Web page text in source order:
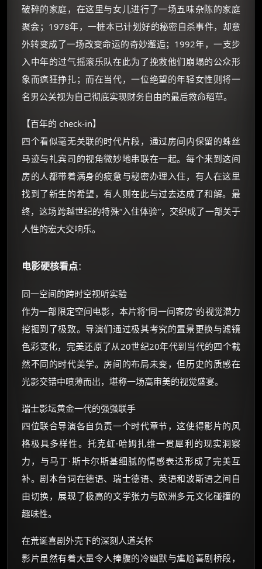
破碎的家庭，在这里与女儿进行了一场五味杂陈的家庭
聚会；1978年，一桩本已计划好的秘密自杀事件，却意
外转变成了一场改变命运的奇妙邂逅；1992年，一支步
入中年的过气摇滚乐队在此为了挽救他们崩塌的公众形
象而疯狂挣扎；而在当代，一位绝望的年轻女性则将一
名男公关视为自己彻底实现财务自由的最后救命稻草。
【百年的 check-in】
四个看似毫无关联的时代片段，通过房间内保留的蛛丝
马迹与礼宾司的视角微妙地串联在一起。每个来到这间
房的人都带着满身的疲惫与秘密办理入住，有人在这里
找到了新生的希望，有人则在此与过去达成了和解。最
终，这场跨越世纪的特殊“入住体验”，交织成了一部关于
人性的宏大交响乐。
电影硬核看点：
同一空间的跨时空视听实验
作为一部限定空间电影，本片将“同一间客房”的视觉潜力
挖掘到了极致。导演们通过极其考究的置景更换与滤镜
色彩变化，完美还原了从20世纪20年代到当代的四个截
然不同的时代美学。房间的布局未变，但历史的质感在
光影交错中喷薄而出，堪称一场高审美的视觉盛宴。
瑞士影坛黄金一代的强强联手
四位联合导演各自负责一个时代章节，这使得影片的风
格极具多样性。托克虹·哈姆扎维一贯犀利的现实洞察
力，与马丁·斯卡尔斯基细腻的情感表达形成了完美互
补。剧本台词在德语、瑞士德语、英语和波斯语之间自
由切换，展现了极高的文学张力与欧洲多元文化碰撞的
趣味性。
在荒诞喜剧外壳下的深刻人道关怀
影片虽然有着大量令人捧腹的冷幽默与尴尬喜剧桥段，
价格有浮动，请直接搜索查最低价！
优惠券、活动红包，每日可领。
⚡ 前往【大淘客】领红包